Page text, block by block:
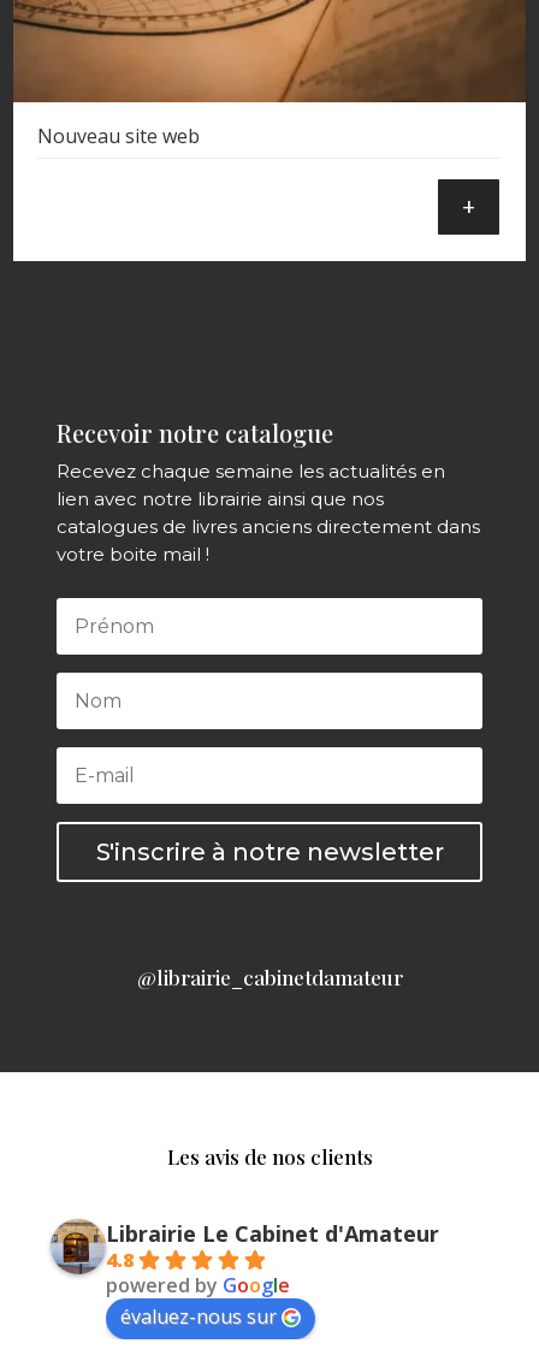
Nouveau site web
+
Recevoir notre catalogue
Recevez chaque semaine les actualités en
lien avec notre librairie ainsi que nos
catalogues de livres anciens directement dans
votre boite mail !
S'inscrire à notre newsletter
@librairie_cabinetdamateur
Les avis de nos clients
Librairie Le Cabinet d'Amateur
4.8
powered by Google
évaluez-nous sur